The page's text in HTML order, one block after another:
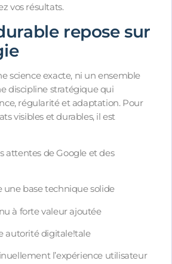
vos résultats.
repose sur
science exacte, ni un ensemble
discipline stratégique qui
régularité et adaptation. Pour
visibles et durables, il est
attentes de Google et des
base technique solide
à forte valeur ajoutée
autorité digitale!tale
l’expérience utilisateur